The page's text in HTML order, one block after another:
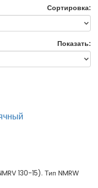
Сортировка:
Показать:
130-15). Тип NMRW